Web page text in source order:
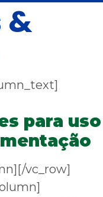
&
para uso
vc_row]